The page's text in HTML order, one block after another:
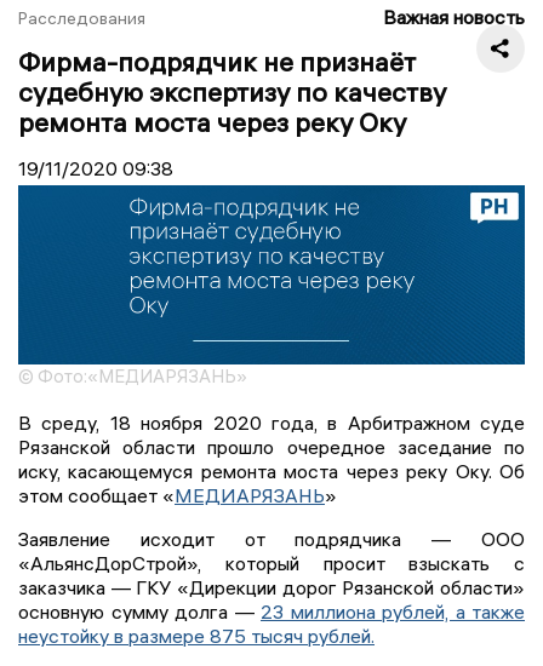
Расследования Важная новость
Фирма-подрядчик не признаёт
судебную экспертизу по качеству
ремонта моста через реку Оку
19/11/2020 09:38
© Фото:«МЕДИАРЯЗАНЬ»
В среду, 18 ноября 2020 года, в Арбитражном суде
Рязанской области прошло очередное заседание по
иску, касающемуся ремонта моста через реку Оку. Об
этом сообщает «МЕДИАРЯЗАНЬ»
Заявление исходит от подрядчика — ООО
«АльянсДорСтрой», который просит взыскать с
заказчика — ГКУ «Дирекции дорог Рязанской области»
основную сумму долга — 23 миллиона рублей, а также
неустойку в размере 875 тысяч рублей.